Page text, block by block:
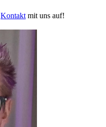
Kontakt mit uns auf!